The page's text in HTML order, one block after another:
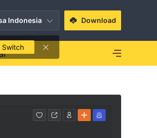
Indonesia
Switch
Download